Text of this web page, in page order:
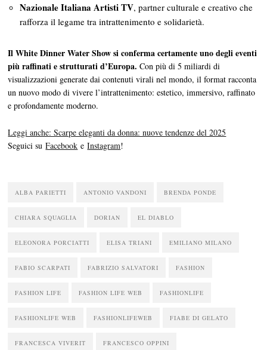
Nazionale Italiana Artisti TV, partner culturale e creativo che
rafforza il legame tra intrattenimento e solidarietà.
Il White Dinner Water Show si conferma certamente uno degli eventi
più raffinati e strutturati d’Europa. Con più di 5 miliardi di
visualizzazioni generate dai contenuti virali nel mondo, il format racconta
un nuovo modo di vivere l’intrattenimento: estetico, immersivo, raffinato
e profondamente moderno.
Leggi anche: Scarpe eleganti da donna: nuove tendenze del 2025
Seguici suFacebook eInstagram!
ALBA PARIETTI ANTONIO VANDONI BRENDA PONDE
CHIARA SQUAGLIA DORIAN EL DIABLO
ELEONORA PORCIATTI ELISA TRIANI EMILIANO MILANO
FABIO SCARPATI FABRIZIO SALVATORI FASHION
FASHION LIFE FASHION LIFE WEB FASHIONLIFE
FASHIONLIFE WEB FASHIONLIFEWEB FIABE DI GELATO
FRANCESCA VIVERIT FRANCESCO OPPINI